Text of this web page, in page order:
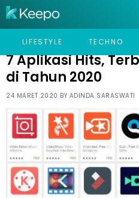
LIFESTYLE TECHNO
HOME TECHNO 7 APLIKASI HITS,
7 Aplikasi Hits,
di Tahun 2020
24 MARET 2020 BY ADINDA SARASWATI